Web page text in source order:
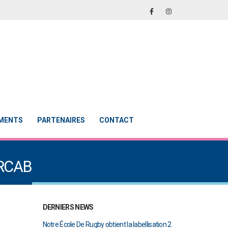
PARTENAIRES CONTACT
DERNIERS NEWS
Le Touch du RCAB se distingue en finale de